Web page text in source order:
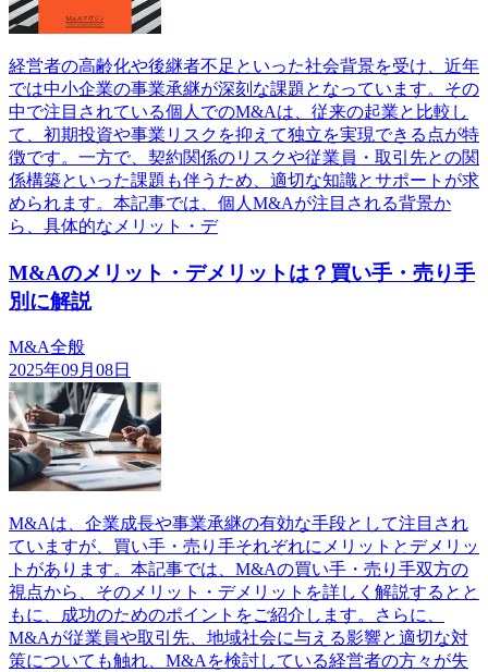
経営者の高齢化や後継者不足といった社会背景を受け、近年
では中小企業の事業承継が深刻な課題となっています。その
中で注目されている個人でのM&Aは、従来の起業と比較し
て、初期投資や事業リスクを抑えて独立を実現できる点が特
徴です。一方で、契約関係のリスクや従業員・取引先との関
係構築といった課題も伴うため、適切な知識とサポートが求
められます。本記事では、個人M&Aが注目される背景か
ら、具体的なメリット・デ
M&Aのメリット・デメリットは？買い手・売り手
別に解説
M&A全般
2025年09月08日
M&Aは、企業成長や事業承継の有効な手段として注目され
ていますが、買い手・売り手それぞれにメリットとデメリッ
トがあります。本記事では、M&Aの買い手・売り手双方の
視点から、そのメリット・デメリットを詳しく解説するとと
もに、成功のためのポイントをご紹介します。さらに、
M&Aが従業員や取引先、地域社会に与える影響と適切な対
策についても触れ、M&Aを検討している経営者の方々が失